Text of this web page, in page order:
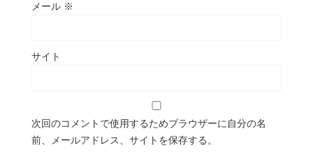
メール ※
サイト
次回のコメントで使用するためブラウザーに自分の名
前、メールアドレス、サイトを保存する。